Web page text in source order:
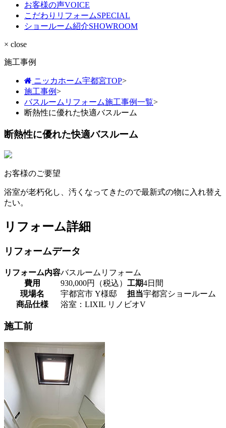
お客様の声VOICE
こだわりリフォームSPECIAL
ショールーム紹介SHOWROOM
× close
施工事例
ニッカホーム宇都宮TOP>
施工事例>
バスルームリフォーム施工事例一覧>
断熱性に優れた快適バスルーム
断熱性に優れた快適バスルーム
お客様のご要望
浴室が老朽化し、汚くなってきたので最新式の物に入れ替え
たい。
リフォーム詳細
リフォームデータ
リフォーム内容バスルームリフォーム
費用
930,000円（税込） 工期4日間
現場名
宇都宮市 Y様邸 担当宇都宮ショールーム
商品仕様
浴室：LIXIL リノビオV
施工前